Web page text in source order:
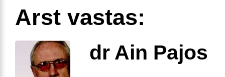
Arst vastas:
dr Ain Pajos